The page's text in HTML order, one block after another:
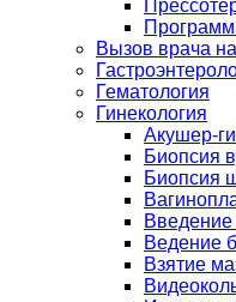
Вызов врача
Гематология
Гинекология
Акушер-
Биопсия
Биопсия
Введение
Ведение
Взятие